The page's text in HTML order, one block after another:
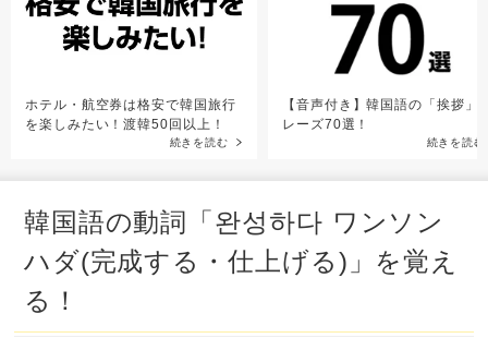
ホテル・航空券は格安で韓国旅行
を楽しみたい！渡韓50回以上！
続きを読む
【音声付き】韓国語の「挨拶」
レーズ70選！
続きを読む
韓国語の動詞「완성하다 ワンソン
ハダ(完成する・仕上げる)」を覚え
る！